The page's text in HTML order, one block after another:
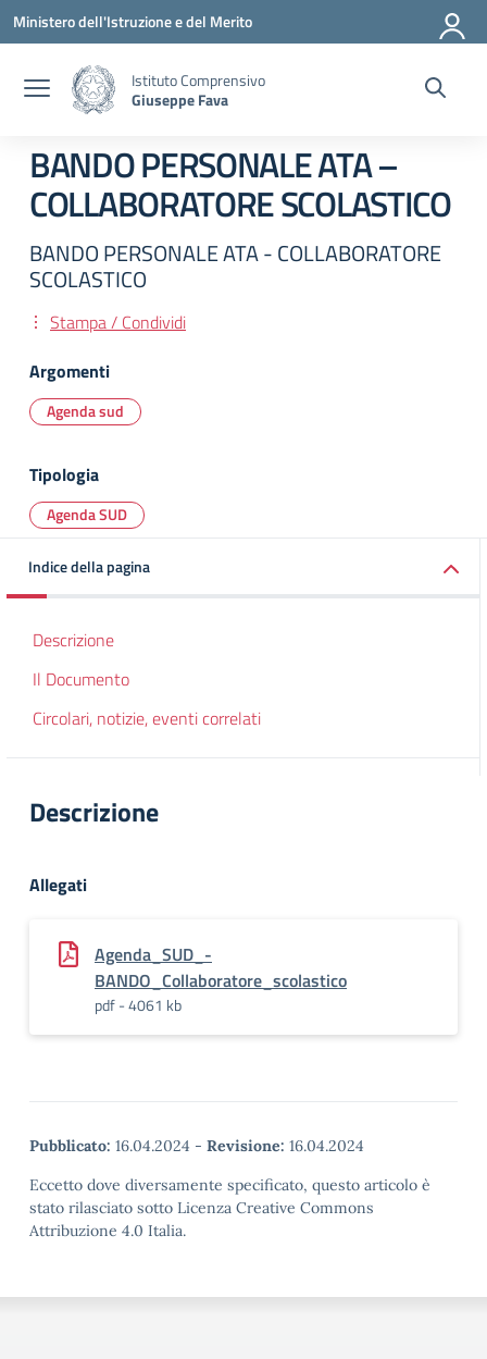
Vai ai contenuti
Vai al menu di navigazione
Vai al footer
Ministero dell'Istruzione e del Merito
Istituto Comprensivo
Giuseppe Fava
BANDO PERSONALE ATA –
COLLABORATORE SCOLASTICO
BANDO PERSONALE ATA - COLLABORATORE
SCOLASTICO
Stampa / Condividi
Argomenti
Agenda sud
Tipologia
Agenda SUD
Indice della pagina
Descrizione
Il Documento
Circolari, notizie, eventi correlati
Descrizione
Allegati
Agenda_SUD_-
BANDO_Collaboratore_scolastico
pdf - 4061 kb
Pubblicato: 16.04.2024 - Revisione: 16.04.2024
Eccetto dove diversamente specificato, questo articolo è
stato rilasciato sotto Licenza Creative Commons
Attribuzione 4.0 Italia.